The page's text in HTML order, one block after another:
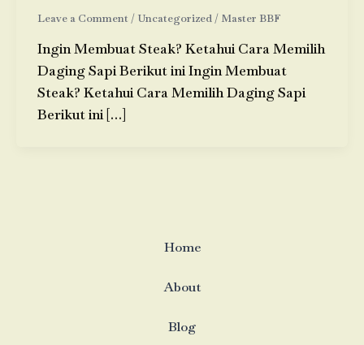
Leave a Comment / Uncategorized/ Master BBF
Ingin Membuat Steak? Ketahui Cara Memilih
Daging Sapi Berikut ini Ingin Membuat
Steak? Ketahui Cara Memilih Daging Sapi
Berikut ini […]
Home
About
Blog